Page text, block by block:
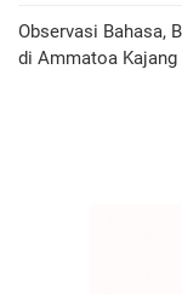
Observasi Bahasa,
di Ammatoa Kajang